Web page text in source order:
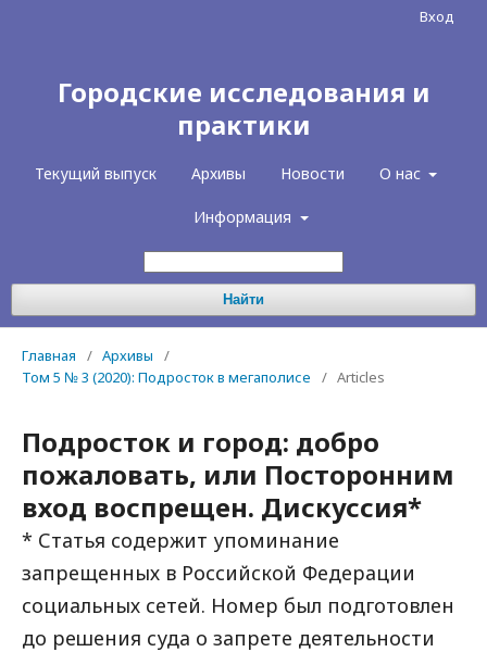
Городские исследования и
практики
Текущий выпуск Архивы Новости О нас
Информация
Найти
Вход
Главная / Архивы
/
Том 5 № 3 (2020): Подросток в мегаполисе
/ Articles
Подросток и город: добро
пожаловать, или Посторонним
вход воспрещен. Дискуссия*
* Статья содержит упоминание
запрещенных в Российской Федерации
социальных сетей. Номер был подготовлен
до решения суда о запрете деятельности